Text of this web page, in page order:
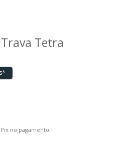
Tetra
no pagamento.